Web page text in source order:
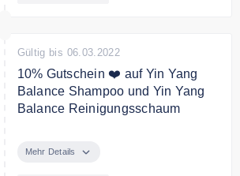
Gültig bis 06.03.2022
10% Gutschein ❤️ auf Yin Yang
Balance Shampoo und Yin Yang
Balance Reinigungsschaum
Shampoo und Yin Yang Balance
Mehr Details